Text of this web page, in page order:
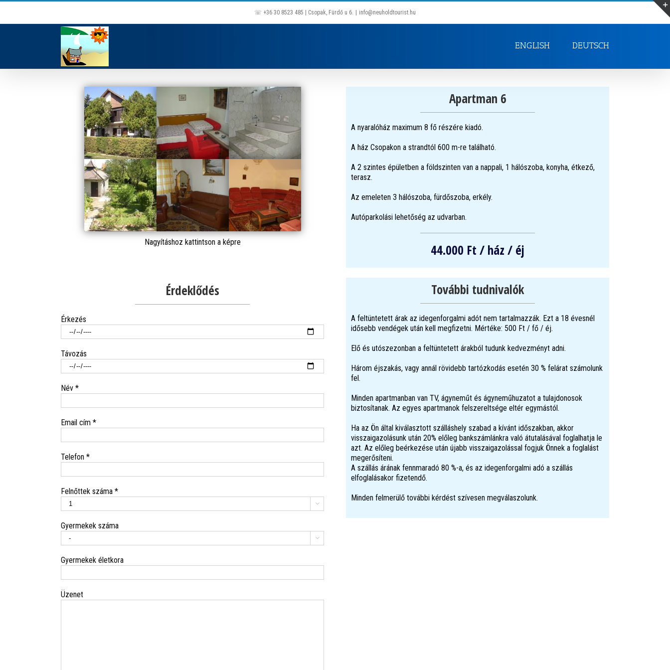
☏ +36 30 8523 485 | Csopak, Fürdő u 6. info@neuholdtourist.hu
ENGLISH DEUTSCH
Nagyításhoz kattintson a képre
Apartman 6
A nyaralóház maximum 8 fő részére kiadó.
A ház Csopakon a strandtól 600 m-re található.
A 2 szintes épületben a földszinten van a nappali, 1 hálószoba, konyha, étkező,
terasz.
Az emeleten 3 hálószoba, fürdőszoba, erkély.
Autóparkolási lehetőség az udvarban.
44.000 Ft / ház / éj
Érdeklődés
Érkezés
Távozás
Név *
Email cím *
Telefon *
Felnőttek száma *

Gyermekek száma

Gyermekek életkora
Üzenet
További tudnivalók
A feltüntetett árak az idegenforgalmi adót nem tartalmazzák. Ezt a 18 évesnél
idősebb vendégek után kell megfizetni. Mértéke: 500 Ft / fő / éj.
Elő és utószezonban a feltüntetett árakból tudunk kedvezményt adni.
Három éjszakás, vagy annál rövidebb tartózkodás esetén 30 % felárat számolunk
fel.
Minden apartmanban van TV, ágyneműt és ágyneműhuzatot a tulajdonosok
biztosítanak. Az egyes apartmanok felszereltsége eltér egymástól.
Ha az Ön által kiválasztott szálláshely szabad a kívánt időszakban, akkor
visszaigazolásunk után 20% előleg bankszámlánkra való átutalásával foglalhatja le
azt. Az előleg beérkezése után újabb visszaigazolással fogjuk Önnek a foglalást
megerősíteni.
A szállás árának fennmaradó 80 %-a, és az idegenforgalmi adó a szállás
elfoglalásakor fizetendő.
Minden felmerülő további kérdést szívesen megválaszolunk.